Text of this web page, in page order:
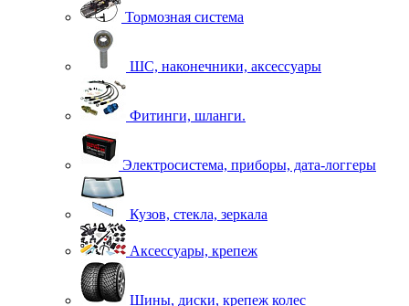
Тормозная система
ШС, наконечники, аксессуары
Фитинги, шланги.
Электросистема, приборы, дата-логгеры
Кузов, стекла, зеркала
Аксессуары, крепеж
Шины, диски, крепеж колес